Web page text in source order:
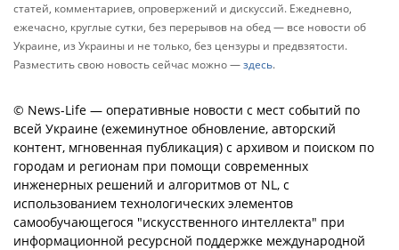
статей, комментариев, опровержений и дискуссий. Ежедневно,
ежечасно, круглые сутки, без перерывов на обед — все новости об
Украине, из Украины и не только, без цензуры и предвзятости.
Разместить свою новость сейчас можно —здесь.
© News-Life — оперативные новости с мест событий по
всей Украине (ежеминутное обновление, авторский
контент, мгновенная публикация) с архивом и поиском по
городам и регионам при помощи современных
инженерных решений и алгоритмов от NL, с
использованием технологических элементов
самообучающегося "искусственного интеллекта" при
информационной ресурсной поддержке международной